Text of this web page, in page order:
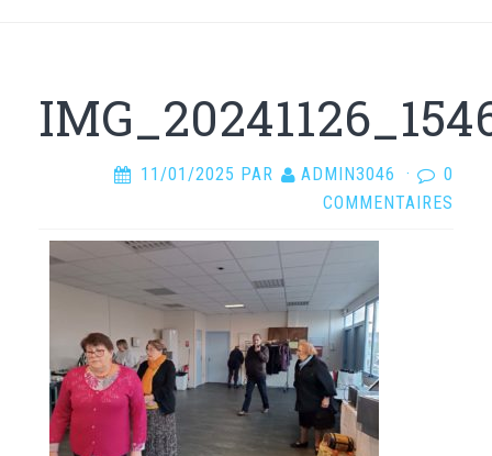
11/01/2025 PAR ADMIN3046 ·
0
COMMENTAIRES